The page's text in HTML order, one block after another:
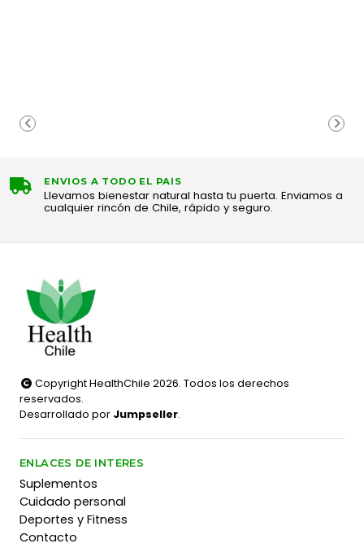
ENVIOS A TODO EL PAIS
Llevamos bienestar natural hasta tu puerta. Enviamos a
cualquier rincón de Chile, rápido y seguro.
Copyright HealthChile 2026. Todos los derechos
reservados.
Desarrollado por Jumpseller.
ENLACES DE INTERES
Suplementos
Cuidado personal
Deportes y Fitness
Contacto